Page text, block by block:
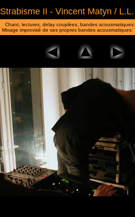
Strabisme II - Vincent Matyn /
Chant, lectures, delay couplées, bandes
Mixage improvisé de ses propres bandes acousmatiques: